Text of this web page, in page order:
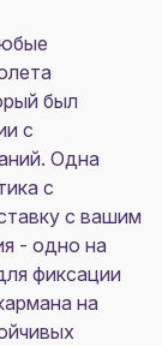
был
с
Одна
с
с вашим
- одно на
фиксации
на